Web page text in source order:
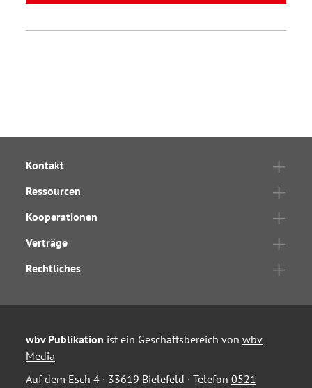
Kontakt
Ressourcen
Kooperationen
Verträge
Rechtliches
wbv Publikation ist ein Geschäftsbereich von wbv
Media
Auf dem Esch 4 · 33619 Bielefeld · Telefon 0521